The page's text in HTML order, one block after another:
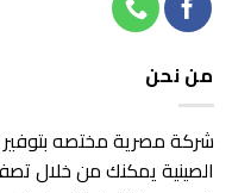
من نحن
شركة مصرية مختصه
الصينية يمكنك من خلال